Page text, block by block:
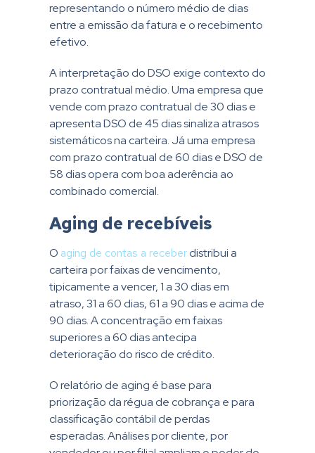
representando o número médio de dias
entre a emissão da fatura e o recebimento
efetivo.
A interpretação do DSO exige contexto do
prazo contratual médio. Uma empresa que
vende com prazo contratual de 30 dias e
apresenta DSO de 45 dias sinaliza atrasos
sistemáticos na carteira. Já uma empresa
com prazo contratual de 60 dias e DSO de
58 dias opera com boa aderência ao
combinado comercial.
Aging de recebíveis
O aging de contas a receberdistribui a
carteira por faixas de vencimento,
tipicamente a vencer, 1 a 30 dias em
atraso, 31 a 60 dias, 61 a 90 dias e acima de
90 dias. A concentração em faixas
superiores a 60 dias antecipa
deterioração do risco de crédito.
O relatório de aging é base para
priorização da régua de cobrança e para
classificação contábil de perdas
esperadas. Análises por cliente, por